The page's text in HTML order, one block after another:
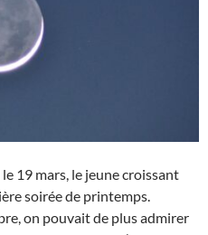
19 mars, le jeune croissant
soirée de printemps.
on pouvait de plus admirer